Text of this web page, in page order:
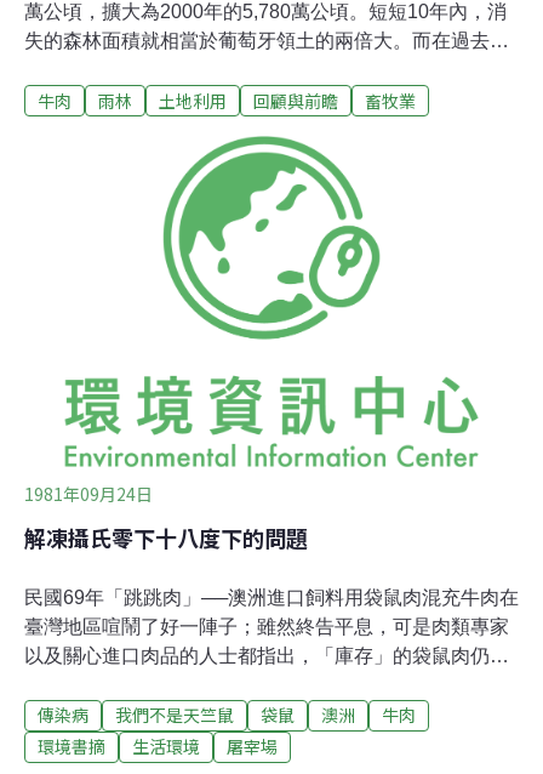
萬公頃，擴大為2000年的5,780萬公頃。短短10年內，消
失的森林面積就相當於葡萄牙領土的兩倍大。而在過去兩
分鐘破壞11座足球場大小的雨林。有研究人員指出，這個
中被摧毀的亞馬遜雨林，許多已成為牧場，森林消失的現
象與畜牧規模大幅增加有關；統計發現，巴西亞馬遜雨林
地區的牲口數量，從1990年的2,600萬頭增加到2002年的
5,700萬頭，增加超過一倍。而在過去6年當中，巴西的牛
肉出口亦增加了超過5倍。而全球市場對巴西牛肉需求大
增又與幾個原因有關：例如在美國、英國及加拿大等牛肉
生產國家所面臨的狂牛症威脅，即是影響因素之一。最終
創亞馬遜雨林。熱帶雨林在地球的水文系統循環中扮演著
關鍵性的
牛肉 雨林 土地利用 回顧與前瞻 畜牧業
1981年09月24日
解凍攝氏零下十八度下的問題
民國69年「跳跳肉」──澳洲進口飼料用袋鼠肉混充牛肉在
臺灣地區喧鬧了好一陣子；雖然終告平息，可是肉類專家
以及關心進口肉品的人士都指出，「庫存」的袋鼠肉仍
肉麵和「袋鼠肉」陰影，一時之間恐怕仍難消除。7月底
開始，澳洲出口的牛肉，在美國地區一再出問題，頗讓國
傳染病 我們不是天竺鼠 袋鼠 澳洲
牛肉
環境書摘
生活環境 屠宰場